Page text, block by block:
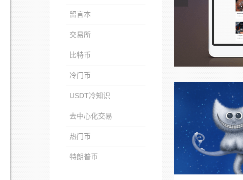
留言本
交易所
比特币
冷门币
USDT冷知识
去中心化交易
热门币
特朗普币